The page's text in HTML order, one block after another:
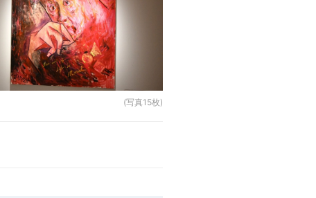
(写真15枚)